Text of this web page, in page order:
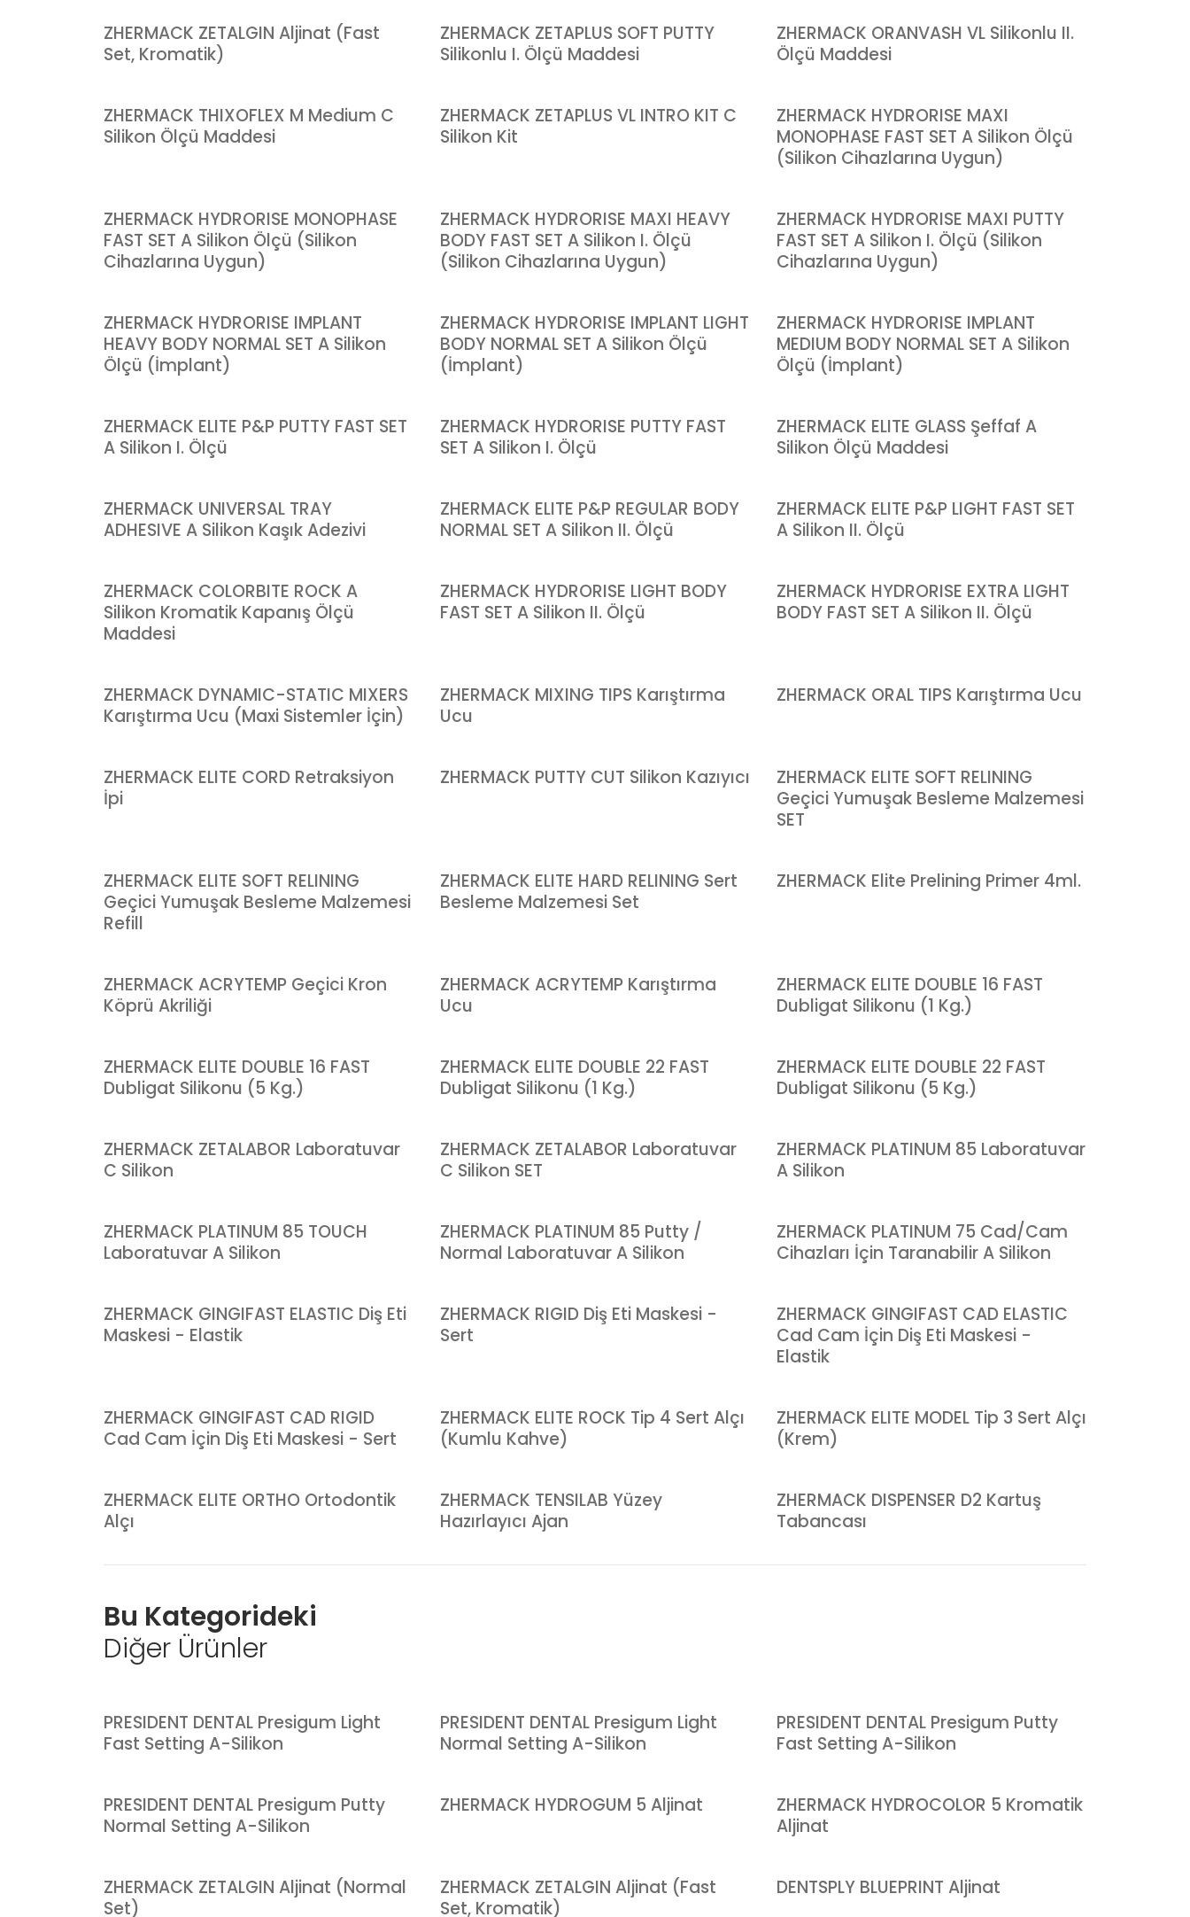
ZHERMACK ZETALGIN Aljinat (Fast
Set, Kromatik)
ZHERMACK ZETAPLUS SOFT PUTTY
Silikonlu I. Ölçü Maddesi
ZHERMACK ORANVASH VL Silikonlu II.
Ölçü Maddesi
ZHERMACK THIXOFLEX M Medium C
Silikon Ölçü Maddesi
ZHERMACK ZETAPLUS VL INTRO KIT C
Silikon Kit
ZHERMACK HYDRORISE MAXI
MONOPHASE FAST SET A Silikon Ölçü
(Silikon Cihazlarına Uygun)
ZHERMACK HYDRORISE MONOPHASE
FAST SET A Silikon Ölçü (Silikon
Cihazlarına Uygun)
ZHERMACK HYDRORISE MAXI HEAVY
BODY FAST SET A Silikon I. Ölçü
(Silikon Cihazlarına Uygun)
ZHERMACK HYDRORISE MAXI PUTTY
FAST SET A Silikon I. Ölçü (Silikon
Cihazlarına Uygun)
ZHERMACK HYDRORISE IMPLANT
HEAVY BODY NORMAL SET A Silikon
Ölçü (İmplant)
ZHERMACK HYDRORISE IMPLANT LIGHT
BODY NORMAL SET A Silikon Ölçü
(İmplant)
ZHERMACK HYDRORISE IMPLANT
MEDIUM BODY NORMAL SET A Silikon
Ölçü (İmplant)
ZHERMACK ELITE P&P PUTTY FAST SET
A Silikon I. Ölçü
ZHERMACK HYDRORISE PUTTY FAST
SET A Silikon I. Ölçü
ZHERMACK ELITE GLASS Şeffaf A
Silikon Ölçü Maddesi
ZHERMACK UNIVERSAL TRAY
ADHESIVE A Silikon Kaşık Adezivi
ZHERMACK ELITE P&P REGULAR BODY
NORMAL SET A Silikon II. Ölçü
ZHERMACK ELITE P&P LIGHT FAST SET
A Silikon II. Ölçü
ZHERMACK COLORBITE ROCK A
Silikon Kromatik Kapanış Ölçü
Maddesi
ZHERMACK HYDRORISE LIGHT BODY
FAST SET A Silikon II. Ölçü
ZHERMACK HYDRORISE EXTRA LIGHT
BODY FAST SET A Silikon II. Ölçü
ZHERMACK DYNAMIC-STATIC MIXERS
Karıştırma Ucu (Maxi Sistemler İçin)
ZHERMACK MIXING TIPS Karıştırma
Ucu
ZHERMACK ORAL TIPS Karıştırma Ucu
ZHERMACK ELITE CORD Retraksiyon
İpi
ZHERMACK PUTTY CUT Silikon Kazıyıcı
ZHERMACK ELITE SOFT RELINING
Geçici Yumuşak Besleme Malzemesi
SET
ZHERMACK ELITE SOFT RELINING
Geçici Yumuşak Besleme Malzemesi
Refill
ZHERMACK ELITE HARD RELINING Sert
Besleme Malzemesi Set
ZHERMACK Elite Prelining Primer 4ml.
ZHERMACK ACRYTEMP Geçici Kron
Köprü Akriliği
ZHERMACK ACRYTEMP Karıştırma
Ucu
ZHERMACK ELITE DOUBLE 16 FAST
Dubligat Silikonu (1 Kg.)
ZHERMACK ELITE DOUBLE 16 FAST
Dubligat Silikonu (5 Kg.)
ZHERMACK ELITE DOUBLE 22 FAST
Dubligat Silikonu (1 Kg.)
ZHERMACK ELITE DOUBLE 22 FAST
Dubligat Silikonu (5 Kg.)
ZHERMACK ZETALABOR Laboratuvar
C Silikon
ZHERMACK ZETALABOR Laboratuvar
C Silikon SET
ZHERMACK PLATINUM 85 Laboratuvar
A Silikon
ZHERMACK PLATINUM 85 TOUCH
Laboratuvar A Silikon
ZHERMACK PLATINUM 85 Putty /
Normal Laboratuvar A Silikon
ZHERMACK PLATINUM 75 Cad/Cam
Cihazları İçin Taranabilir A Silikon
ZHERMACK GINGIFAST ELASTIC Diş Eti
Maskesi - Elastik
ZHERMACK RIGID Diş Eti Maskesi -
Sert
ZHERMACK GINGIFAST CAD ELASTIC
Cad Cam İçin Diş Eti Maskesi -
Elastik
ZHERMACK GINGIFAST CAD RIGID
Cad Cam İçin Diş Eti Maskesi - Sert
ZHERMACK ELITE ROCK Tip 4 Sert Alçı
(Kumlu Kahve)
ZHERMACK ELITE MODEL Tip 3 Sert Alçı
(Krem)
ZHERMACK ELITE ORTHO Ortodontik
Alçı
ZHERMACK TENSILAB Yüzey
Hazırlayıcı Ajan
ZHERMACK DISPENSER D2 Kartuş
Tabancası
Bu Kategorideki
Diğer Ürünler
PRESIDENT DENTAL Presigum Light
Fast Setting A-Silikon
PRESIDENT DENTAL Presigum Light
Normal Setting A-Silikon
PRESIDENT DENTAL Presigum Putty
Fast Setting A-Silikon
PRESIDENT DENTAL Presigum Putty
Normal Setting A-Silikon
ZHERMACK HYDROGUM 5 Aljinat
ZHERMACK HYDROCOLOR 5 Kromatik
Aljinat
ZHERMACK ZETALGIN Aljinat (Normal
Set)
ZHERMACK ZETALGIN Aljinat (Fast
Set, Kromatik)
DENTSPLY BLUEPRINT Aljinat